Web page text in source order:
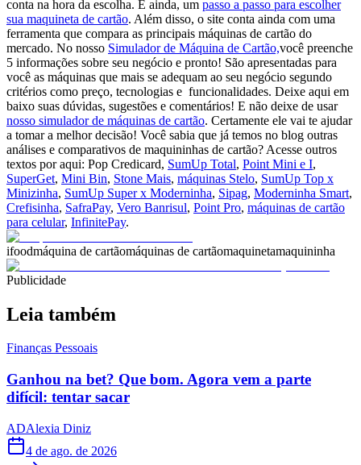
conta na hora da escolha. E ainda, um passo a passo para escolher
sua maquineta de cartão. Além disso, o site conta ainda com uma
ferramenta que compara as principais máquinas de cartão do
mercado. No nosso Simulador de Máquina de Cartão,você preenche
5 informações sobre seu negócio e pronto! São apresentadas para
você as máquinas que mais se adequam ao seu negócio segundo
critérios como preço, tecnologias e funcionalidades. Deixe aqui em
baixo suas dúvidas, sugestões e comentários! E não deixe de usar
nosso simulador de máquinas de cartão. Certamente ele vai te ajudar
a tomar a melhor decisão! Você sabia que já temos no blog outras
análises e comparativos de maquininhas de cartão? Acesse outros
textos por aqui: Pop Credicard, SumUp Total, Point Mini e I,
SuperGet, Mini Bin, Stone Mais, máquinas Stelo, SumUp Top x
Minizinha, SumUp Super x Moderninha, Sipag, Moderninha Smart,
Crefisinha, SafraPay, Vero Banrisul, Point Pro, máquinas de cartão
para celular, InfinitePay.
ifoodmáquina de cartãomáquinas de cartãomaquinetamaquininha
Publicidade
Leia também
Finanças Pessoais
Ganhou na bet? Que bom. Agora vem a parte
difícil: tentar sacar
ADAlexia Diniz
4 de ago. de 2026